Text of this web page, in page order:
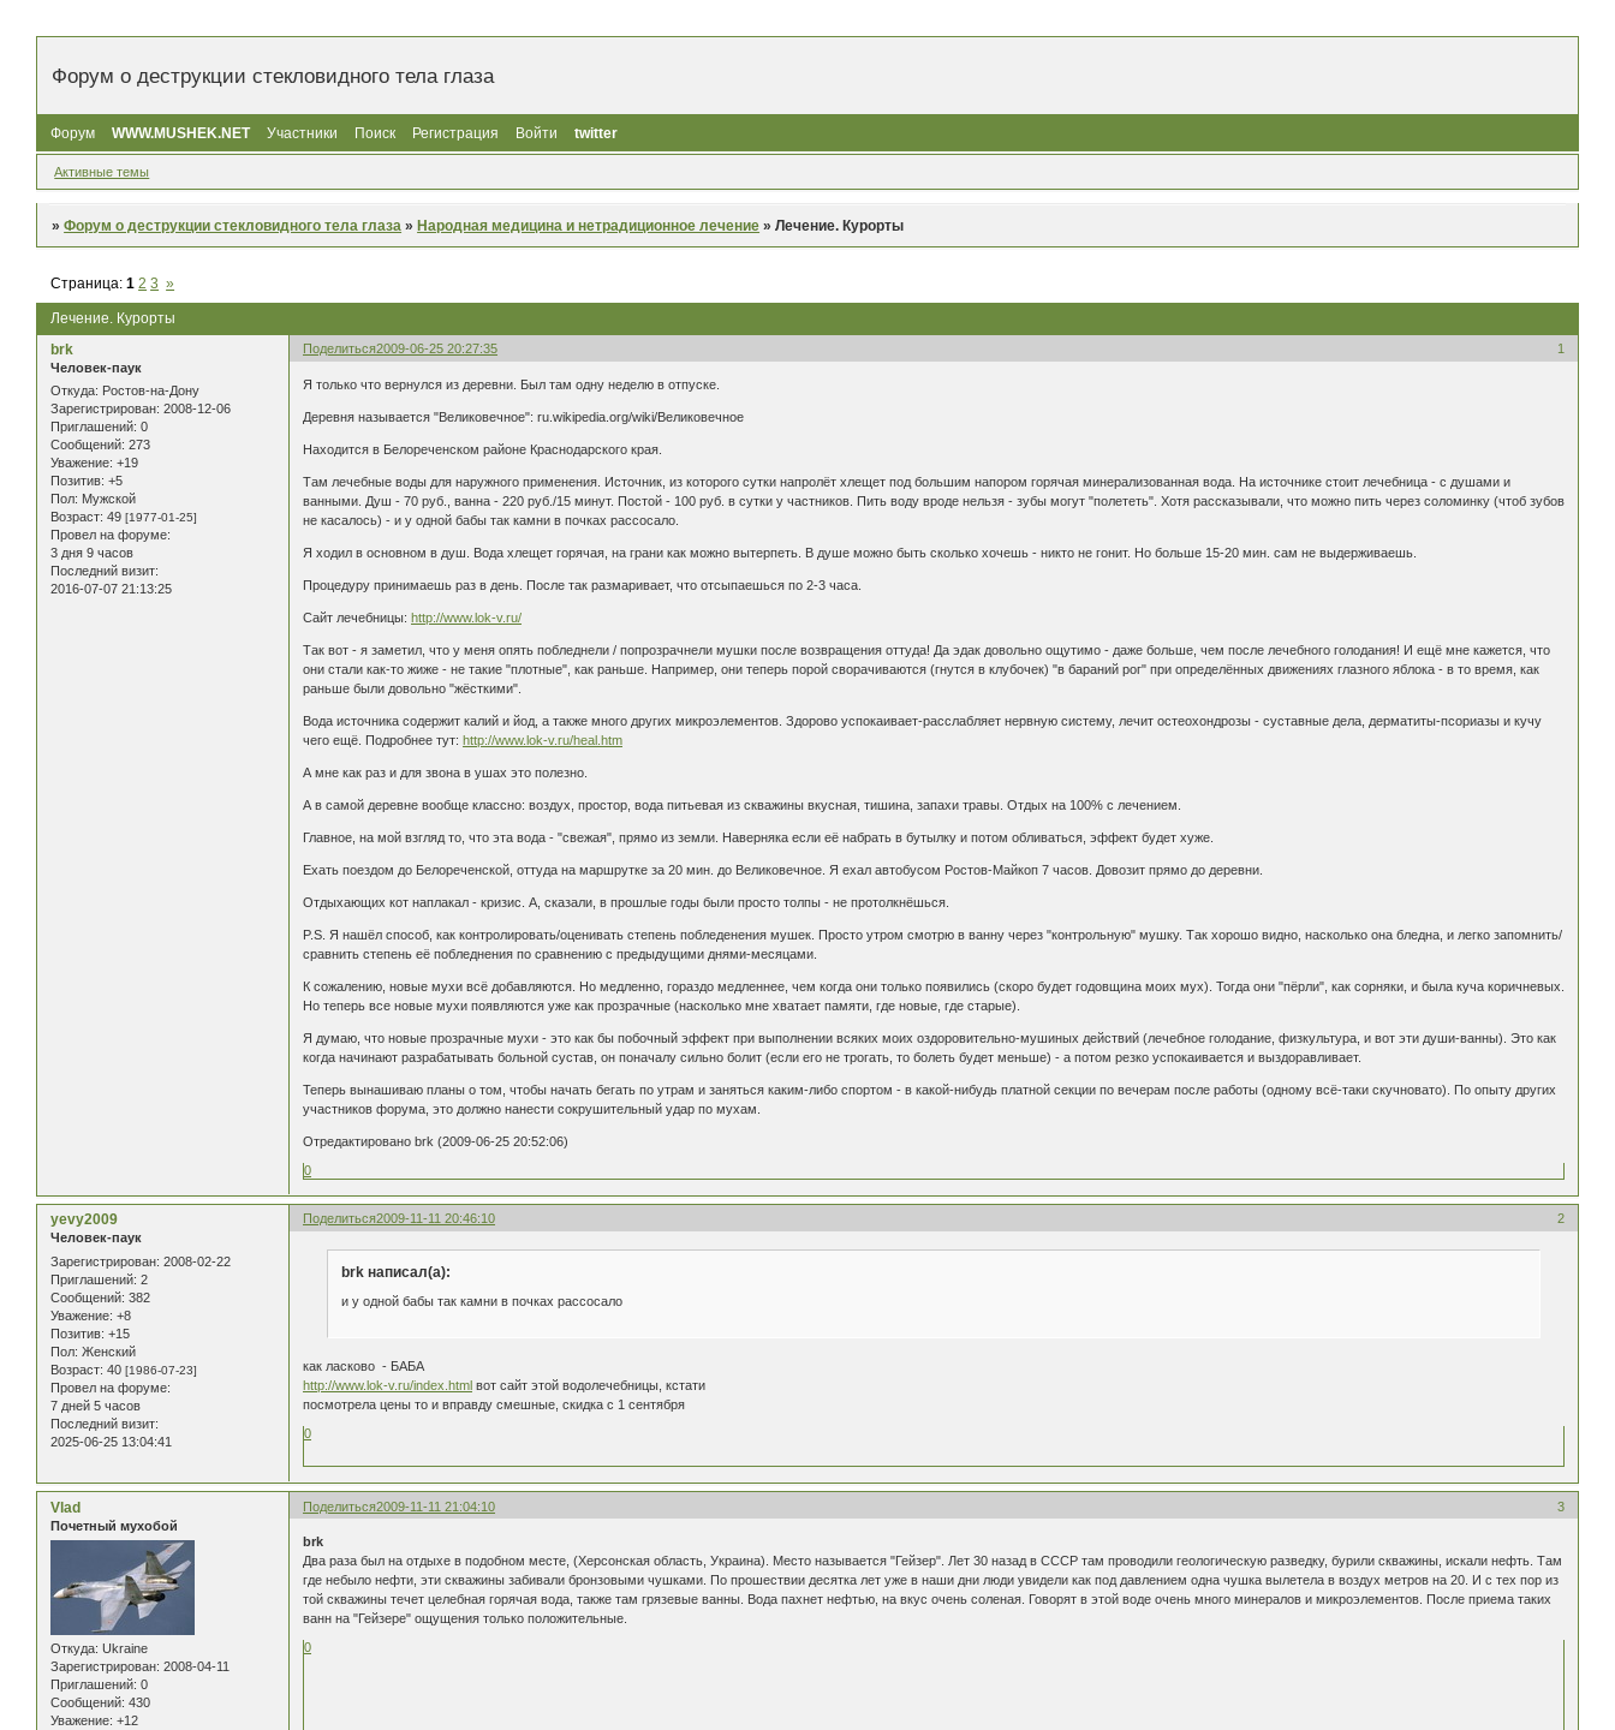
Форум о деструкции стекловидного тела глаза
Форум WWW.MUSHEK.NET Участники Поиск Регистрация Войти twitter
Активные темы
»Форум о деструкции стекловидного тела глаза »Народная медицина и нетрадиционное лечение »Лечение. Курорты
Лечение. Курорты
Страница:1 2 3 »
Поделиться 1
2009-06-25 20:27:35
brk
Человек-паук
Откуда: Ростов-на-Дону
Зарегистрирован: 2008-12-06
Приглашений: 0
Сообщений: 273
Уважение: +19
Позитив: +5
Пол: Мужской
Возраст: 49 [1977-01-25]
Провел на форуме:
3 дня 9 часов
Последний визит:
2016-07-07 21:13:25
Я только что вернулся из деревни. Был там одну неделю в отпуске.
Деревня называется "Великовечное": ru.wikipedia.org/wiki/Великовечное
Находится в Белореченском районе Краснодарского края.
Там лечебные воды для наружного применения. Источник, из которого сутки напролёт хлещет под большим напором горячая минерализованная вода. На источнике стоит лечебница - с душами и
ванными. Душ - 70 руб., ванна - 220 руб./15 минут. Постой - 100 руб. в сутки у частников. Пить воду вроде нельзя - зубы могут "полететь". Хотя рассказывали, что можно пить через соломинку (чтоб зубов
не касалось) - и у одной бабы так камни в почках рассосало.
Я ходил в основном в душ. Вода хлещет горячая, на грани как можно вытерпеть. В душе можно быть сколько хочешь - никто не гонит. Но больше 15-20 мин. сам не выдерживаешь.
Процедуру принимаешь раз в день. После так размаривает, что отсыпаешься по 2-3 часа.
Сайт лечебницы:http://www.lok-v.ru/
Так вот - я заметил, что у меня опять побледнели / попрозрачнели мушки после возвращения оттуда! Да эдак довольно ощутимо - даже больше, чем после лечебного голодания! И ещё мне кажется, что
они стали как-то жиже - не такие "плотные", как раньше. Например, они теперь порой сворачиваются (гнутся в клубочек) "в бараний рог" при определённых движениях глазного яблока - в то время, как
раньше были довольно "жёсткими".
Вода источника содержит калий и йод, а также много других микроэлементов. Здорово успокаивает-расслабляет нервную систему, лечит остеохондрозы - суставные дела, дерматиты-псориазы и кучу
чего ещё. Подробнее тут:http://www.lok-v.ru/heal.htm
А мне как раз и для звона в ушах это полезно.
А в самой деревне вообще классно: воздух, простор, вода питьевая из скважины вкусная, тишина, запахи травы. Отдых на 100% с лечением.
Главное, на мой взгляд то, что эта вода - "свежая", прямо из земли. Наверняка если её набрать в бутылку и потом обливаться, эффект будет хуже.
Ехать поездом до Белореченской, оттуда на маршрутке за 20 мин. до Великовечное. Я ехал автобусом Ростов-Майкоп 7 часов. Довозит прямо до деревни.
Отдыхающих кот наплакал - кризис. А, сказали, в прошлые годы были просто толпы - не протолкнёшься.
P.S. Я нашёл способ, как контролировать/оценивать степень побледенения мушек. Просто утром смотрю в ванну через "контрольную" мушку. Так хорошо видно, насколько она бледна, и легко запомнить/
сравнить степень её побледнения по сравнению с предыдущими днями-месяцами.
К сожалению, новые мухи всё добавляются. Но медленно, гораздо медленнее, чем когда они только появились (скоро будет годовщина моих мух). Тогда они "пёрли", как сорняки, и была куча коричневых.
Но теперь все новые мухи появляются уже как прозрачные (насколько мне хватает памяти, где новые, где старые).
Я думаю, что новые прозрачные мухи - это как бы побочный эффект при выполнении всяких моих оздоровительно-мушиных действий (лечебное голодание, физкультура, и вот эти души-ванны). Это как
когда начинают разрабатывать больной сустав, он поначалу сильно болит (если его не трогать, то болеть будет меньше) - а потом резко успокаивается и выздоравливает.
Теперь вынашиваю планы о том, чтобы начать бегать по утрам и заняться каким-либо спортом - в какой-нибудь платной секции по вечерам после работы (одному всё-таки скучновато). По опыту других
участников форума, это должно нанести сокрушительный удар по мухам.
Отредактировано brk (2009-06-25 20:52:06)
0
Поделиться 2
2009-11-11 20:46:10
yevy2009
Человек-паук
Зарегистрирован: 2008-02-22
Приглашений: 2
Сообщений: 382
Уважение: +8
Позитив: +15
Пол: Женский
Возраст: 40 [1986-07-23]
Провел на форуме:
7 дней 5 часов
Последний визит:
2025-06-25 13:04:41
brk написал(а):
и у одной бабы так камни в почках рассосало
как ласково - БАБА
http://www.lok-v.ru/index.html вот сайт этой водолечебницы, кстати
посмотрела цены то и вправду смешные, скидка с 1 сентября
0
Поделиться 3
2009-11-11 21:04:10
Vlad
Почетный мухобой
Откуда: Ukraine
Зарегистрирован: 2008-04-11
Приглашений: 0
Сообщений: 430
Уважение: +12
brk
Два раза был на отдыхе в подобном месте, (Херсонская область, Украина). Место называется "Гейзер". Лет 30 назад в СССР там проводили геологическую разведку, бурили скважины, искали нефть. Там
где небыло нефти, эти скважины забивали бронзовыми чушками. По прошествии десятка лет уже в наши дни люди увидели как под давлением одна чушка вылетела в воздух метров на 20. И с тех пор из
той скважины течет целебная горячая вода, также там грязевые ванны. Вода пахнет нефтью, на вкус очень соленая. Говорят в этой воде очень много минералов и микроэлементов. После приема таких
ванн на "Гейзере" ощущения только положительные.
0